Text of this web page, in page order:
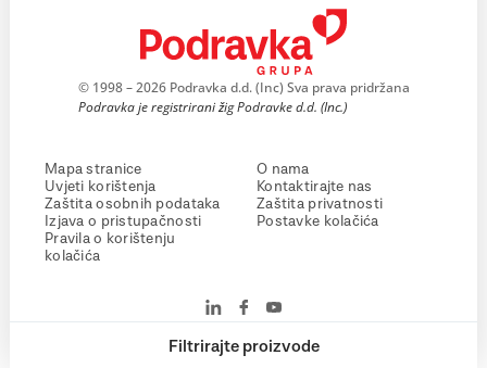
Filtrirajte proizvode
© 1998 – 2026 Podravka d.d. (Inc) Sva prava pridržana
Podravka je registrirani žig Podravke d.d. (Inc.)
Mapa stranice
Uvjeti korištenja
Zaštita osobnih podataka
Izjava o pristupačnosti
Pravila o korištenju
kolačića
O nama
Kontaktirajte nas
Zaštita privatnosti
Postavke kolačića